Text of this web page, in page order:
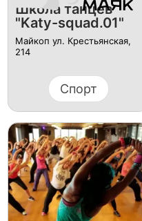
Школа танцев
"Katy-squad.01"
Майкоп ул. ​Крестьянская,
214
Спорт